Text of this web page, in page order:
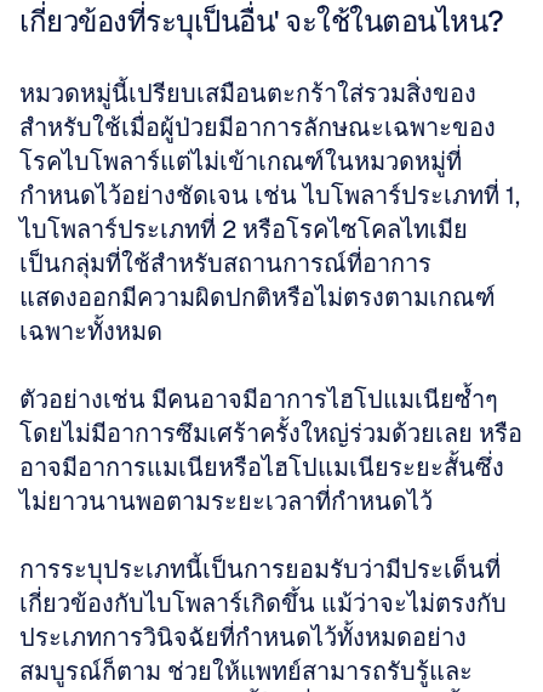
เกี่ยวข้องที่ระบุเป็นอื่น' จะใช้ในตอนไหน?
หมวดหมู่นี้เปรียบเสมือนตะกร้าใส่รวมสิ่งของ
สำหรับใช้เมื่อผู้ป่วยมีอาการลักษณะเฉพาะของ
โรคไบโพลาร์แต่ไม่เข้าเกณฑ์ในหมวดหมู่ที่
กำหนดไว้อย่างชัดเจน เช่น ไบโพลาร์ประเภทที่ 1,
ไบโพลาร์ประเภทที่ 2 หรือโรคไซโคลไทเมีย
เป็นกลุ่มที่ใช้สำหรับสถานการณ์ที่อาการ
แสดงออกมีความผิดปกติหรือไม่ตรงตามเกณฑ์
เฉพาะทั้งหมด
ตัวอย่างเช่น มีคนอาจมีอาการไฮโปแมเนียซ้ำๆ
โดยไม่มีอาการซึมเศร้าครั้งใหญ่ร่วมด้วยเลย หรือ
อาจมีอาการแมเนียหรือไฮโปแมเนียระยะสั้นซึ่ง
ไม่ยาวนานพอตามระยะเวลาที่กำหนดไว้
การระบุประเภทนี้เป็นการยอมรับว่ามีประเด็นที่
เกี่ยวข้องกับไบโพลาร์เกิดขึ้น แม้ว่าจะไม่ตรงกับ
ประเภทการวินิจฉัยที่กำหนดไว้ทั้งหมดอย่าง
สมบูรณ์ก็ตาม ช่วยให้แพทย์สามารถรับรู้และ